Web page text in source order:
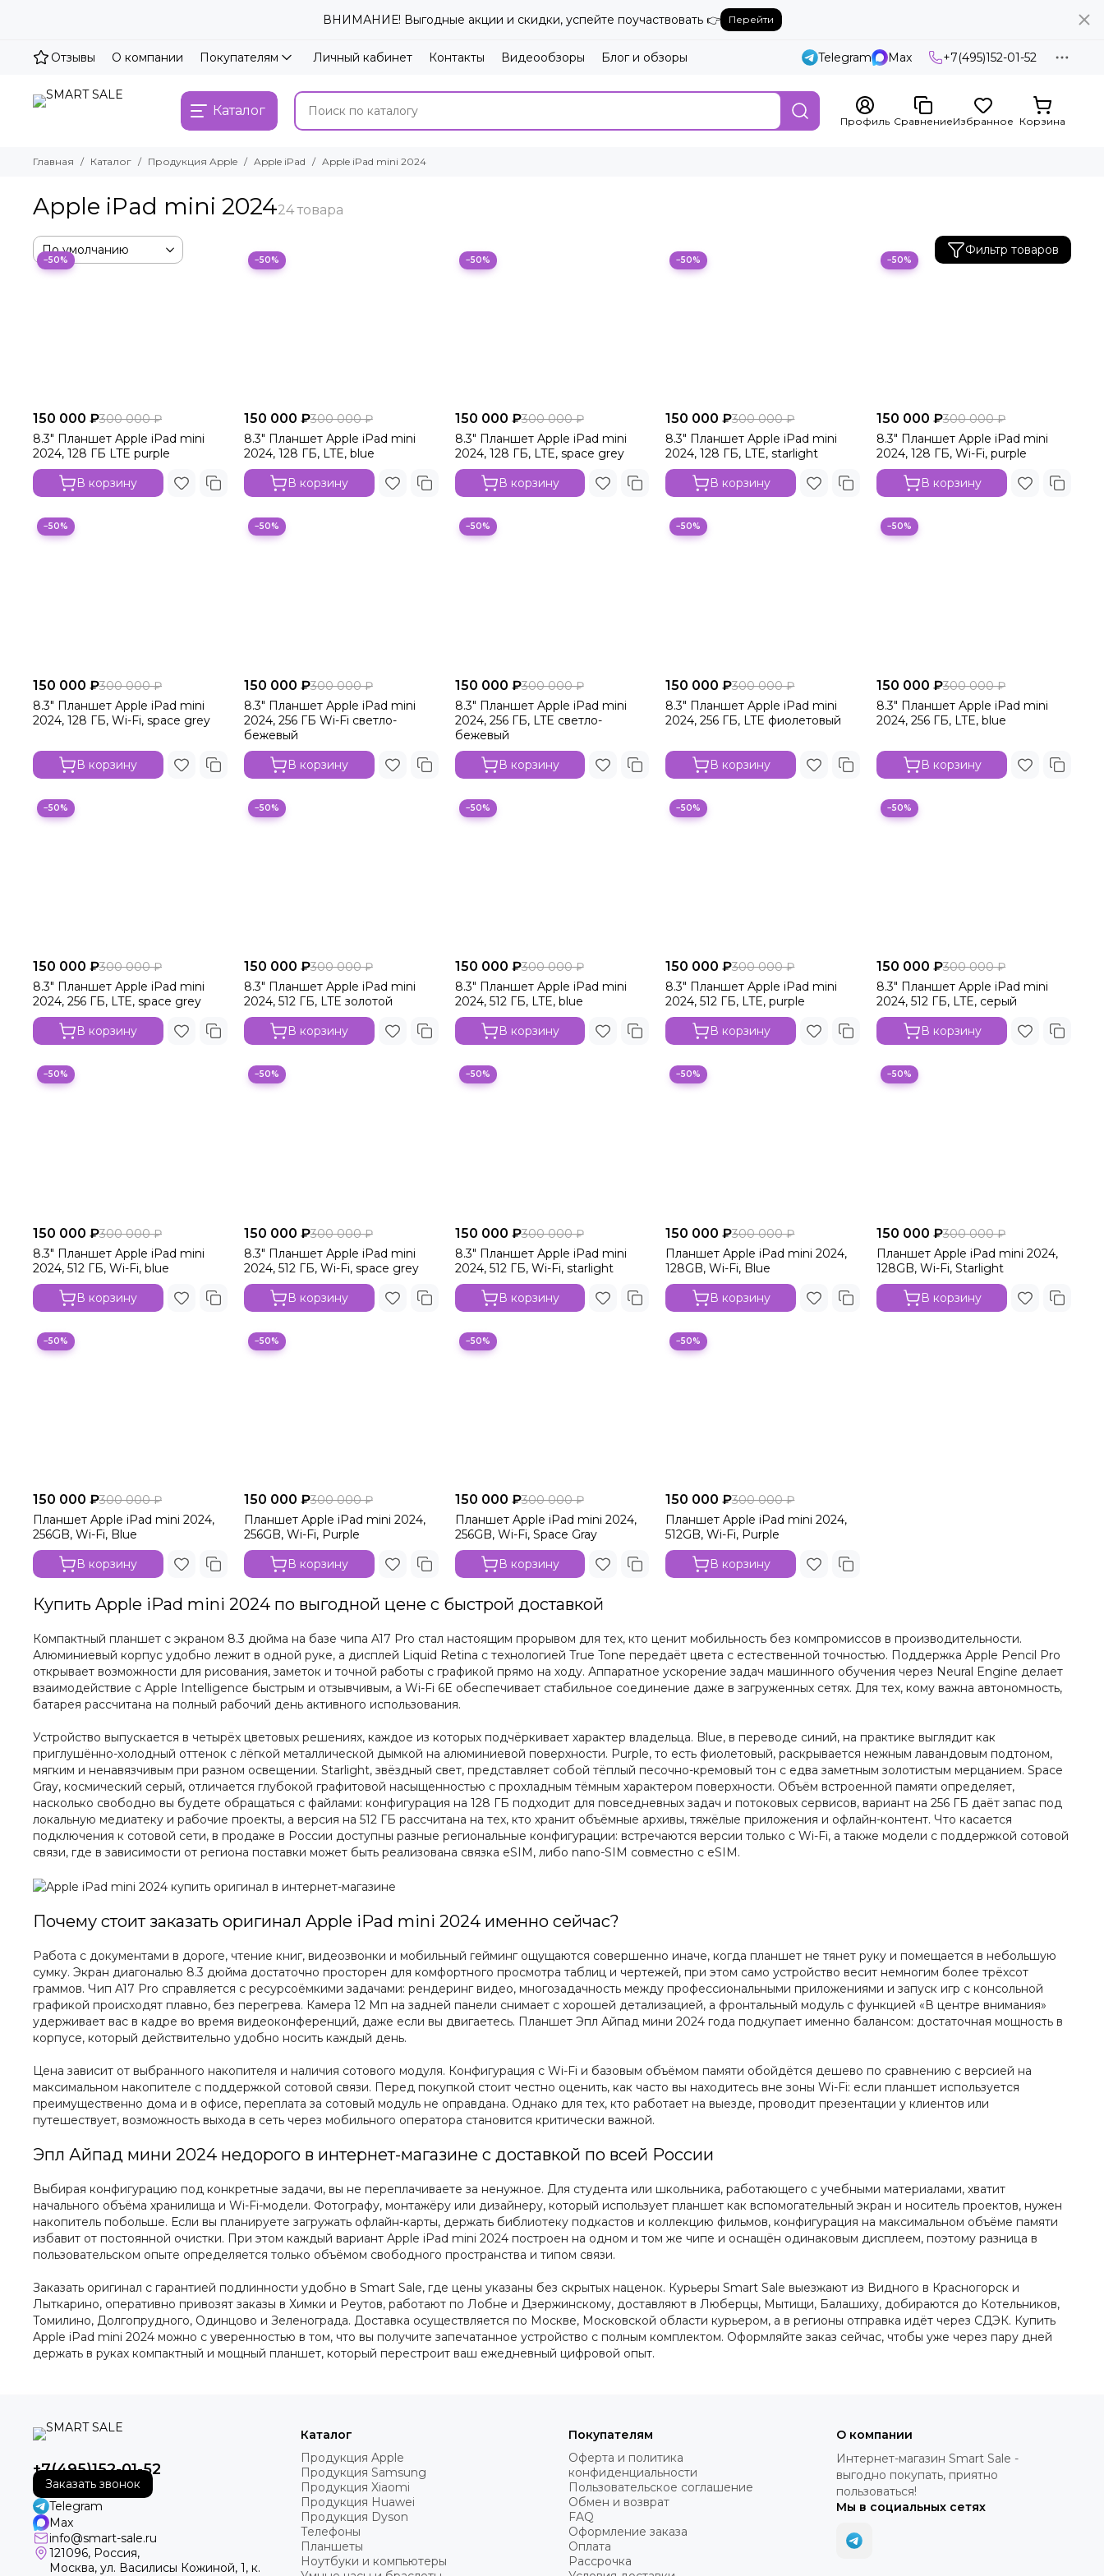
ВНИМАНИЕ! Выгодные акции и скидки, успейте поучаствовать 👉 Перейти
Отзывы О компании Покупателям Личный кабинет Контакты Видеообзоры Блог и обзоры Telegram Max +7(495)152-01-52
Каталог
Профиль СравнениеИзбранное Корзина
Главная Каталог Продукция Apple Apple iPad Apple iPad mini 2024
Apple iPad mini 2024
Фильтр товаров
−50%
150 000 ₽300 000 ₽
8.3" Планшет Apple iPad mini
2024, 128 ГБ LTE purple
В корзину
−50%
150 000 ₽300 000 ₽
8.3" Планшет Apple iPad mini
2024, 128 ГБ, LTE, blue
В корзину
−50%
150 000 ₽300 000 ₽
8.3" Планшет Apple iPad mini
2024, 128 ГБ, LTE, space grey
В корзину
−50%
150 000 ₽300 000 ₽
8.3" Планшет Apple iPad mini
2024, 128 ГБ, LTE, starlight
В корзину
−50%
150 000 ₽300 000 ₽
8.3" Планшет Apple iPad mini
2024, 128 ГБ, Wi-Fi, purple
В корзину
−50%
150 000 ₽300 000 ₽
8.3" Планшет Apple iPad mini
2024, 128 ГБ, Wi-Fi, space grey
В корзину
−50%
150 000 ₽300 000 ₽
8.3" Планшет Apple iPad mini
2024, 256 ГБ Wi-Fi светло-
бежевый
В корзину
−50%
150 000 ₽300 000 ₽
8.3" Планшет Apple iPad mini
2024, 256 ГБ, LTE светло-
бежевый
В корзину
−50%
150 000 ₽300 000 ₽
8.3" Планшет Apple iPad mini
2024, 256 ГБ, LTE фиолетовый
В корзину
−50%
150 000 ₽300 000 ₽
8.3" Планшет Apple iPad mini
2024, 256 ГБ, LTE, blue
В корзину
−50%
150 000 ₽300 000 ₽
8.3" Планшет Apple iPad mini
2024, 256 ГБ, LTE, space grey
В корзину
−50%
150 000 ₽300 000 ₽
8.3" Планшет Apple iPad mini
2024, 512 ГБ, LTE золотой
В корзину
−50%
150 000 ₽300 000 ₽
8.3" Планшет Apple iPad mini
2024, 512 ГБ, LTE, blue
В корзину
−50%
150 000 ₽300 000 ₽
8.3" Планшет Apple iPad mini
2024, 512 ГБ, LTE, purple
В корзину
−50%
150 000 ₽300 000 ₽
8.3" Планшет Apple iPad mini
2024, 512 ГБ, LTE, серый
В корзину
−50%
150 000 ₽300 000 ₽
8.3" Планшет Apple iPad mini
2024, 512 ГБ, Wi-Fi, blue
В корзину
−50%
150 000 ₽300 000 ₽
8.3" Планшет Apple iPad mini
2024, 512 ГБ, Wi-Fi, space grey
В корзину
−50%
150 000 ₽300 000 ₽
8.3" Планшет Apple iPad mini
2024, 512 ГБ, Wi-Fi, starlight
В корзину
−50%
150 000 ₽300 000 ₽
Планшет Apple iPad mini 2024,
128GB, Wi-Fi, Blue
В корзину
−50%
150 000 ₽300 000 ₽
Планшет Apple iPad mini 2024,
128GB, Wi-Fi, Starlight
В корзину
−50%
150 000 ₽300 000 ₽
Планшет Apple iPad mini 2024,
256GB, Wi-Fi, Blue
В корзину
−50%
150 000 ₽300 000 ₽
Планшет Apple iPad mini 2024,
256GB, Wi-Fi, Purple
В корзину
−50%
150 000 ₽300 000 ₽
Планшет Apple iPad mini 2024,
256GB, Wi-Fi, Space Gray
В корзину
−50%
150 000 ₽300 000 ₽
Планшет Apple iPad mini 2024,
512GB, Wi-Fi, Purple
В корзину
Купить Apple iPad mini 2024 по выгодной цене с быстрой доставкой
Компактный планшет с экраном 8.3 дюйма на базе чипа A17 Pro стал настоящим прорывом для тех, кто ценит мобильность без компромиссов в производительности.
Алюминиевый корпус удобно лежит в одной руке, а дисплей Liquid Retina с технологией True Tone передаёт цвета с естественной точностью. Поддержка Apple Pencil Pro
открывает возможности для рисования, заметок и точной работы с графикой прямо на ходу. Аппаратное ускорение задач машинного обучения через Neural Engine делает
взаимодействие с Apple Intelligence быстрым и отзывчивым, а Wi-Fi 6E обеспечивает стабильное соединение даже в загруженных сетях. Для тех, кому важна автономность,
батарея рассчитана на полный рабочий день активного использования.
Устройство выпускается в четырёх цветовых решениях, каждое из которых подчёркивает характер владельца. Blue, в переводе синий, на практике выглядит как
приглушённо-холодный оттенок с лёгкой металлической дымкой на алюминиевой поверхности. Purple, то есть фиолетовый, раскрывается нежным лавандовым подтоном,
мягким и ненавязчивым при разном освещении. Starlight, звёздный свет, представляет собой тёплый песочно-кремовый тон с едва заметным золотистым мерцанием. Space
Gray, космический серый, отличается глубокой графитовой насыщенностью с прохладным тёмным характером поверхности. Объём встроенной памяти определяет,
насколько свободно вы будете обращаться с файлами: конфигурация на 128 ГБ подходит для повседневных задач и потоковых сервисов, вариант на 256 ГБ даёт запас под
локальную медиатеку и рабочие проекты, а версия на 512 ГБ рассчитана на тех, кто хранит объёмные архивы, тяжёлые приложения и офлайн-контент. Что касается
подключения к сотовой сети, в продаже в России доступны разные региональные конфигурации: встречаются версии только с Wi-Fi, а также модели с поддержкой сотовой
связи, где в зависимости от региона поставки может быть реализована связка eSIM, либо nano-SIM совместно с eSIM.
Почему стоит заказать оригинал Apple iPad mini 2024 именно сейчас?
Работа с документами в дороге, чтение книг, видеозвонки и мобильный гейминг ощущаются совершенно иначе, когда планшет не тянет руку и помещается в небольшую
сумку. Экран диагональю 8.3 дюйма достаточно просторен для комфортного просмотра таблиц и чертежей, при этом само устройство весит немногим более трёхсот
граммов. Чип A17 Pro справляется с ресурсоёмкими задачами: рендеринг видео, многозадачность между профессиональными приложениями и запуск игр с консольной
графикой происходят плавно, без перегрева. Камера 12 Мп на задней панели снимает с хорошей детализацией, а фронтальный модуль с функцией «В центре внимания»
удерживает вас в кадре во время видеоконференций, даже если вы двигаетесь. Планшет Эпл Айпад мини 2024 года подкупает именно балансом: достаточная мощность в
корпусе, который действительно удобно носить каждый день.
Цена зависит от выбранного накопителя и наличия сотового модуля. Конфигурация с Wi-Fi и базовым объёмом памяти обойдётся дешево по сравнению с версией на
максимальном накопителе с поддержкой сотовой связи. Перед покупкой стоит честно оценить, как часто вы находитесь вне зоны Wi-Fi: если планшет используется
преимущественно дома и в офисе, переплата за сотовый модуль не оправдана. Однако для тех, кто работает на выезде, проводит презентации у клиентов или
путешествует, возможность выхода в сеть через мобильного оператора становится критически важной.
Эпл Айпад мини 2024 недорого в интернет-магазине с доставкой по всей России
Выбирая конфигурацию под конкретные задачи, вы не переплачиваете за ненужное. Для студента или школьника, работающего с учебными материалами, хватит
начального объёма хранилища и Wi-Fi-модели. Фотографу, монтажёру или дизайнеру, который использует планшет как вспомогательный экран и носитель проектов, нужен
накопитель побольше. Если вы планируете загружать офлайн-карты, держать библиотеку подкастов и коллекцию фильмов, конфигурация на максимальном объёме памяти
избавит от постоянной очистки. При этом каждый вариант Apple iPad mini 2024 построен на одном и том же чипе и оснащён одинаковым дисплеем, поэтому разница в
пользовательском опыте определяется только объёмом свободного пространства и типом связи.
Заказать оригинал с гарантией подлинности удобно в Smart Sale, где цены указаны без скрытых наценок. Курьеры Smart Sale выезжают из Видного в Красногорск и
Лыткарино, оперативно привозят заказы в Химки и Реутов, работают по Лобне и Дзержинскому, доставляют в Люберцы, Мытищи, Балашиху, добираются до Котельников,
Томилино, Долгопрудного, Одинцово и Зеленограда. Доставка осуществляется по Москве, Московской области курьером, а в регионы отправка идёт через СДЭК. Купить
Apple iPad mini 2024 можно с уверенностью в том, что вы получите запечатанное устройство с полным комплектом. Оформляйте заказ сейчас, чтобы уже через пару дней
держать в руках компактный и мощный планшет, который перестроит ваш ежедневный цифровой опыт.
+7(495)152-01-52
Заказать звонок
Telegram
Max
info@smart-sale.ru
121096, Россия,
Москва, ул. Василисы Кожиной, 1, к.
Каталог
Продукция Apple
Продукция Samsung
Продукция Xiaomi
Продукция Huawei
Продукция Dyson
Телефоны
Планшеты
Ноутбуки и компьютеры
Покупателям
Оферта и политика
конфиденциальности
Пользовательское соглашение
Обмен и возврат
FAQ
Оформление заказа
Оплата
Рассрочка
О компании
Интернет-магазин Smart Sale -
выгодно покупать, приятно
пользоваться!
Мы в социальных сетях